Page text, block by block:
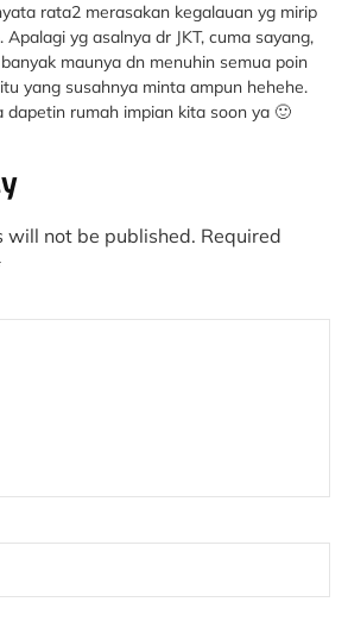
rata2 merasakan kegalauan yg mirip
Apalagi yg asalnya dr JKT, cuma sayang,
maunya dn menuhin semua poin
yang susahnya minta ampun hehehe.
dapetin rumah impian kita soon ya 🙂
will not be published. Required